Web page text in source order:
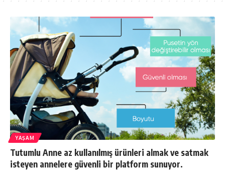
YAŞAM
Tutumlu Anne az kullanılmış ürünleri almak ve satmak
isteyen annelere güvenli bir platform sunuyor.